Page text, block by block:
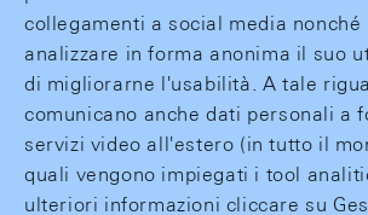
collegamenti a social media nonché
analizzare in forma anonima il suo
di migliorarne l'usabilità. A tale
comunicano anche dati personali a
servizi video all'estero (in tutto il
quali vengono impiegati i tool
ulteriori informazioni cliccare su